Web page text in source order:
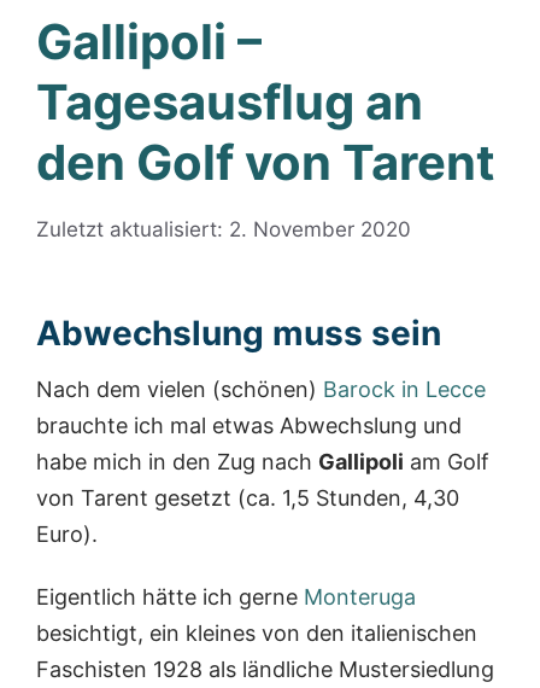
Gallipoli –
Tagesausflug an
den Golf von Tarent
Zuletzt aktualisiert: 2. November 2020
Abwechslung muss sein
Nach dem vielen (schönen) Barock in Lecce
brauchte ich mal etwas Abwechslung und
habe mich in den Zug nach Gallipoli am Golf
von Tarent gesetzt (ca. 1,5 Stunden, 4,30
Euro).
Eigentlich hätte ich gerne Monteruga
besichtigt, ein kleines von den italienischen
Faschisten 1928 als ländliche Mustersiedlung